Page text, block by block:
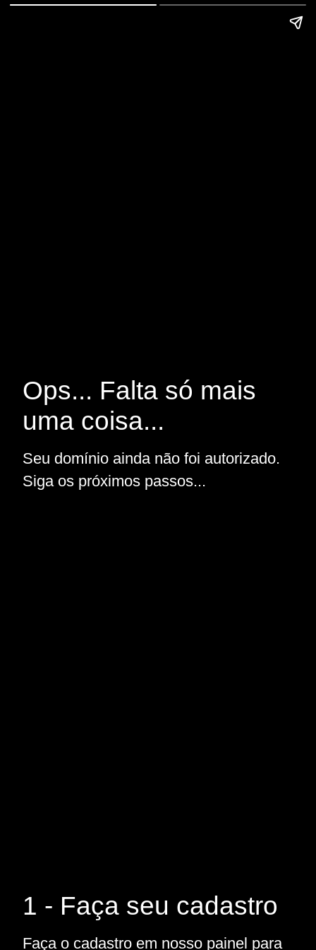
Ops... Falta só mais
uma coisa...
Seu domínio ainda não foi autorizado.
Siga os próximos passos...
1 - Faça seu cadastro
Faça o cadastro em nosso painel para